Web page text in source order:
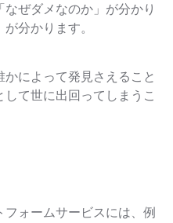
ぜダメなのか」が分かり
分かります。
によって発見さえること
て世に出回ってしまうこ
ォームサービスには、例